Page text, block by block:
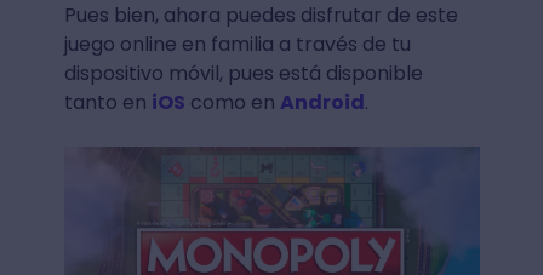
Pues bien, ahora puedes disfrutar de este
juego online en familia a través de tu
dispositivo móvil, pues está disponible
tanto en iOS como en Android.